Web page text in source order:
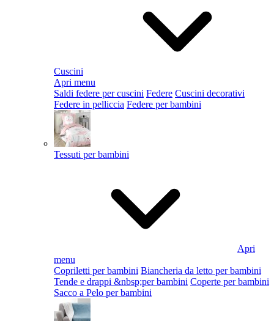
Cuscini
Apri menu
Saldi federe per cuscini Federe Cuscini decorativi
Federe in pelliccia Federe per bambini
Tessuti per bambini
Apri
menu
Copriletti per bambini Biancheria da letto per bambini
Tende e drappi &nbsp;per bambini Coperte per bambini
Sacco a Pelo per bambini